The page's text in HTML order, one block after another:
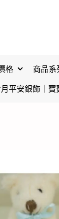
格 商品系
平安銀飾｜